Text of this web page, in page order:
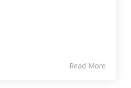
Read More